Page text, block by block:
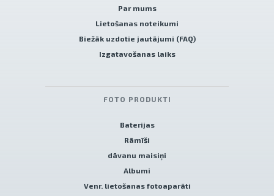
Par mums
Lietošanas noteikumi
Biežāk uzdotie jautājumi (FAQ)
Izgatavošanas laiks
FOTO PRODUKTI
Baterijas
Rāmīši
dāvanu maisiņi
Albumi
Venr. lietošanas fotoaparāti